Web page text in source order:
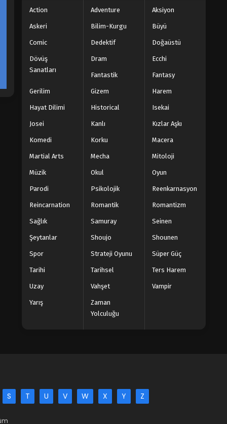
One Piece 1072.Bölüm
One Piece 1071.Bölüm
Blm 1071 - Ağustos 6, 2023
Action Adventure Aksiyon
Askeri Bilim-Kurgu Büyü
Comic Dedektif Doğaüstü
Dövüş
Sanatları
Dram Ecchi
Fantastik Fantasy
Gerilim Gizem Harem
Hayat Dilimi Historical Isekai
Josei Kanlı Kızlar Aşkı
Komedi Korku Macera
Martial Arts Mecha Mitoloji
Müzik Okul Oyun
Parodi Psikolojik Reenkarnasyon
Reincarnation Romantik Romantizm
Sağlık Samuray Seinen
Şeytanlar Shoujo Shounen
Spor Strateji Oyunu Süper Güç
Tarihi Tarihsel Ters Harem
Uzay Vahşet Vampir
Yarış
Zaman
Yolculuğu
S T U V W X Y Z